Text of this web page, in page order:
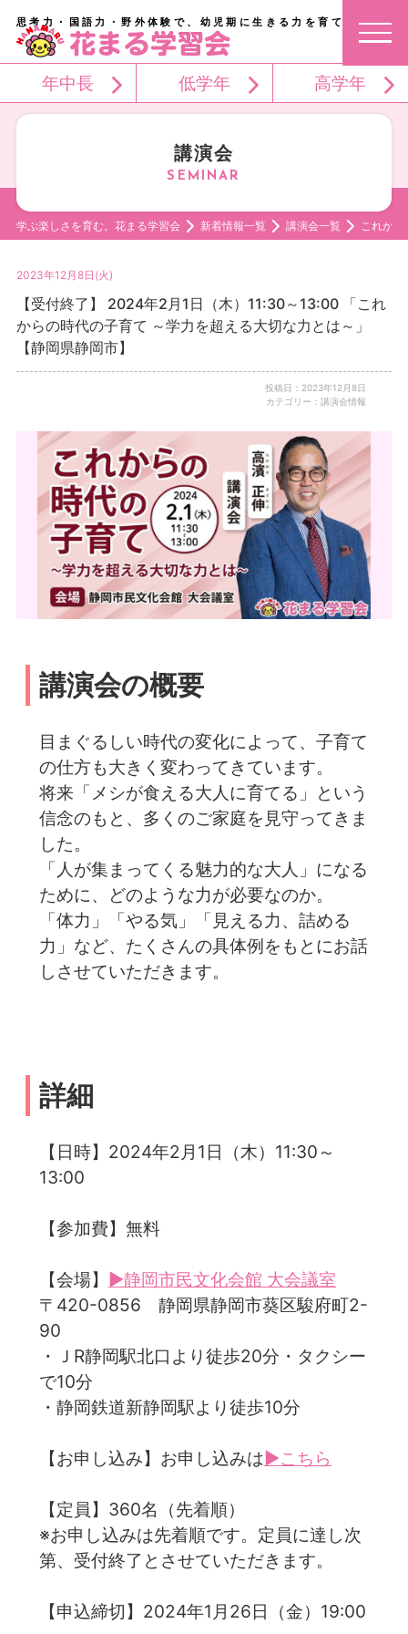
思考力・国語力・野外体験で、幼児期に生きる力を育てる。
年中長 低学年 高学年
講演会
学ぶ楽しさを育む。花まる学習会 新着情報一覧 講演会一覧 これから
2023年12月8日(火)
【受付終了】 2024年2月1日（木）11:30～13:00 「これ
からの時代の子育て ～学力を超える大切な力とは～」
【静岡県静岡市】
投稿日：2023年12月8日
カテゴリー：講演会情報
講演会の概要
目まぐるしい時代の変化によって、子育て
の仕方も大きく変わってきています。
将来「メシが食える大人に育てる」という
信念のもと、多くのご家庭を見守ってきま
した。
「人が集まってくる魅力的な大人」になる
ために、どのような力が必要なのか。
「体力」「やる気」「見える力、詰める
力」など、たくさんの具体例をもとにお話
しさせていただきます。
詳細
【日時】2024年2月1日（木）11:30～
13:00
【参加費】無料
【会場】 ▶静岡市民文化会館 大会議室
〒420-0856 静岡県静岡市葵区駿府町2-
90
・ＪR静岡駅北口より徒歩20分・タクシー
で10分
・静岡鉄道新静岡駅より徒歩10分
【お申し込み】お申し込みは▶こちら
【定員】360名（先着順）
※お申し込みは先着順です。定員に達し次
第、受付終了とさせていただきます。
【申込締切】2024年1月26日（金）19:00